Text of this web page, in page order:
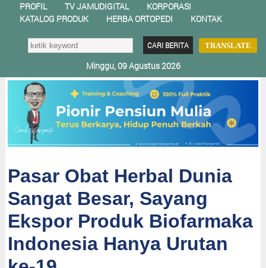
PROFIL TV JAMUDIGITAL
KORPORASI
KATALOG PRODUK
HERBA ORTOPEDI KONTAK
TRANSLATE
Minggu, 09 Agustus 2026
Pasar Obat Herbal Dunia
Sangat Besar, Sayang
Ekspor Produk Biofarmaka
Indonesia Hanya Urutan